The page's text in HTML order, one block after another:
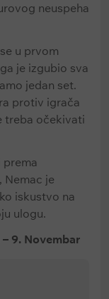
neuspeha
u prvom
je izgubio sva
jedan set.
protiv igrača
treba očekivati
prema
Nemac je
iskustvo na
ulogu.
9. Novembar